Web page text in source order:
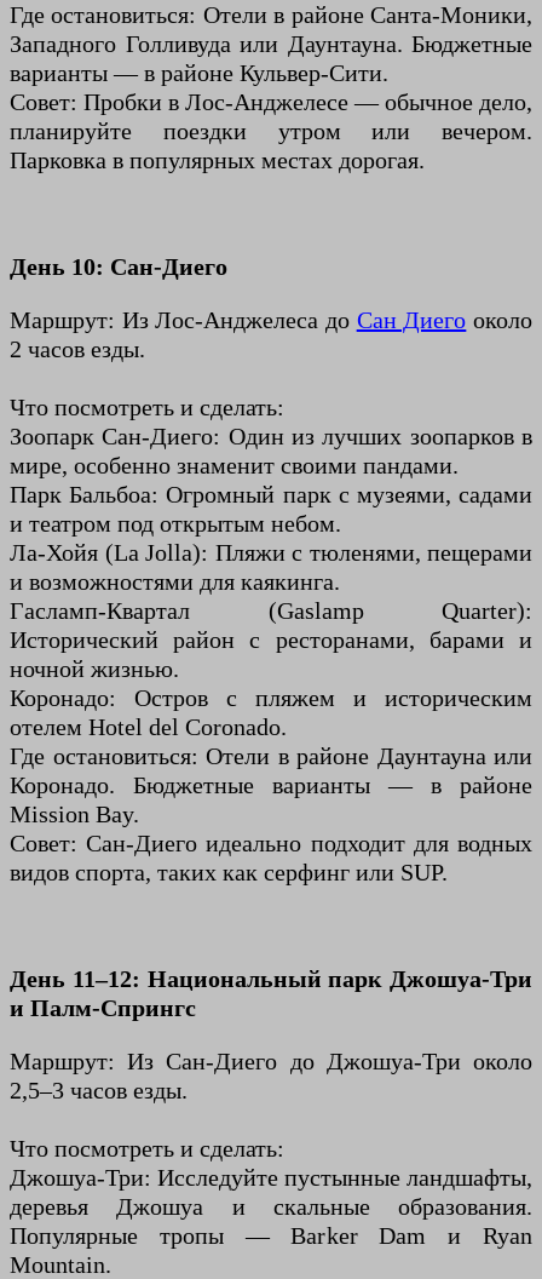
Где остановиться: Отели в районе Санта-Моники,
Западного Голливуда или Даунтауна. Бюджетные
варианты — в районе Кульвер-Сити.
Совет: Пробки в Лос-Анджелесе — обычное дело,
планируйте поездки утром или вечером.
Парковка в популярных местах дорогая.
День 10: Сан-Диего
Маршрут: Из Лос-Анджелеса до Сан Диего около
2 часов езды.
Что посмотреть и сделать:
Зоопарк Сан-Диего: Один из лучших зоопарков в
мире, особенно знаменит своими пандами.
Парк Бальбоа: Огромный парк с музеями, садами
и театром под открытым небом.
Ла-Хойя (La Jolla): Пляжи с тюленями, пещерами
и возможностями для каякинга.
Гасламп-Квартал (Gaslamp Quarter):
Исторический район с ресторанами, барами и
ночной жизнью.
Коронадо: Остров с пляжем и историческим
отелем Hotel del Coronado.
Где остановиться: Отели в районе Даунтауна или
Коронадо. Бюджетные варианты — в районе
Mission Bay.
Совет: Сан-Диего идеально подходит для водных
видов спорта, таких как серфинг или SUP.
День 11–12: Национальный парк Джошуа-Три
и Палм-Спрингс
Маршрут: Из Сан-Диего до Джошуа-Три около
2,5–3 часов езды.
Что посмотреть и сделать:
Джошуа-Три: Исследуйте пустынные ландшафты,
деревья Джошуа и скальные образования.
Популярные тропы — Barker Dam и Ryan
Mountain.